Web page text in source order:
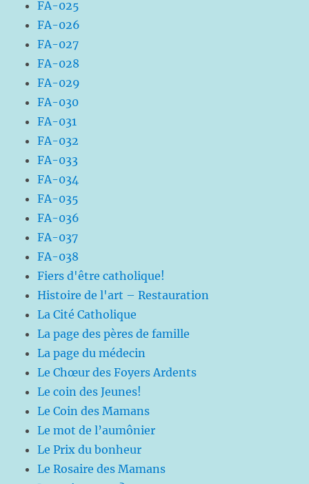
FA-025
FA-026
FA-027
FA-028
FA-029
FA-030
FA-031
FA-032
FA-033
FA-034
FA-035
FA-036
FA-037
FA-038
Fiers d'être catholique!
Histoire de l'art – Restauration
La Cité Catholique
La page des pères de famille
La page du médecin
Le Chœur des Foyers Ardents
Le coin des Jeunes!
Le Coin des Mamans
Le mot de l’aumônier
Le Prix du bonheur
Le Rosaire des Mamans